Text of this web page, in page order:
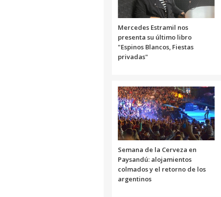
Mercedes Estramil nos
presenta su último libro
"Espinos Blancos, Fiestas
privadas"
Semana de la Cerveza en
Paysandú: alojamientos
colmados y el retorno de los
argentinos